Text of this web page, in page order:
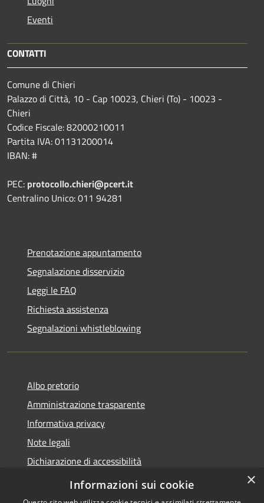
Eventi
CONTATTI
Comune di Chieri
Palazzo di Città, 10 - Cap 10023, Chieri (To) - 10023 -
Chieri
Codice Fiscale: 82000210011
Partita IVA: 01131200014
IBAN: #
PEC: protocollo.chieri@pcert.it
Centralino Unico: 011 94281
Prenotazione appuntamento
Segnalazione disservizio
Leggi le FAQ
Richiesta assistenza
Segnalazioni whistleblowing
Albo pretorio
Amministrazione trasparente
Informativa privacy
Note legali
Dichiarazione di accessibilità
Meccanismo di Feedback
×
Informazioni sui cookie